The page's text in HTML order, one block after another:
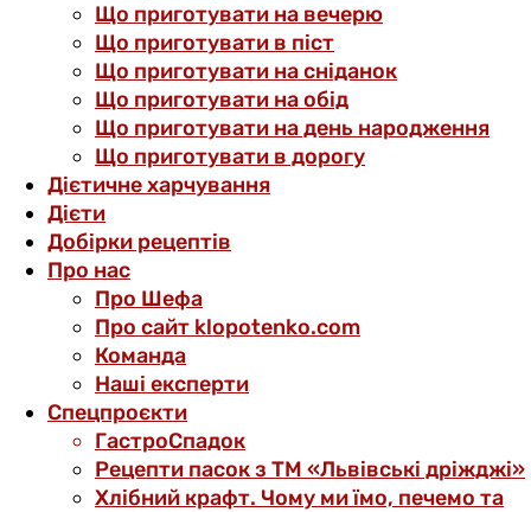
Що приготувати на вечерю
Що приготувати в піст
Що приготувати на сніданок
Що приготувати на обід
Що приготувати на день народження
Що приготувати в дорогу
Дієтичне харчування
Дієти
Добірки рецептів
Про нас
Про Шефа
Про сайт klopotenko.com
Команда
Наші експерти
Спецпроєкти
ГастроСпадок
Рецепти пасок з ТМ «Львівські дріжджі»
Хлібний крафт. Чому ми їмо, печемо та